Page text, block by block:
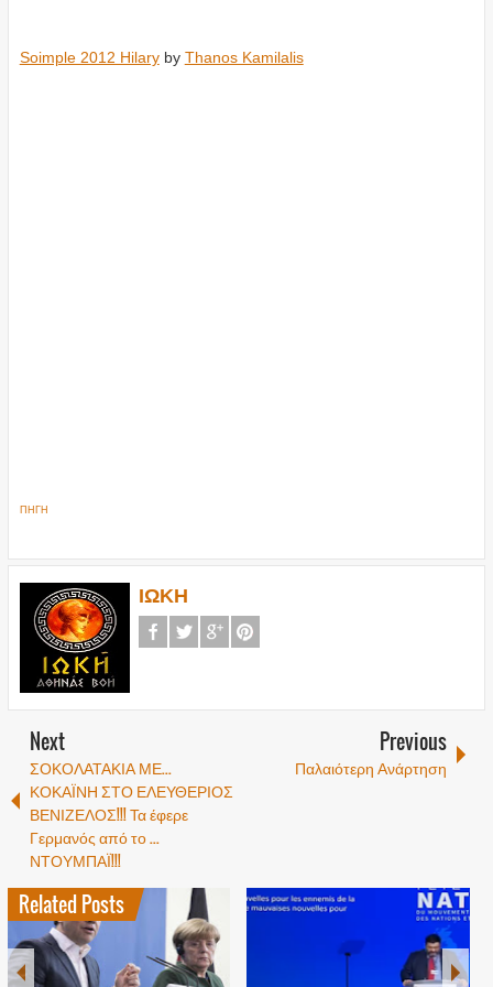
Soimple 2012 Hilaryby Thanos Kamilalis
ΠΗΓΗ
ΙΩΚΗ
Next
ΣΟΚΟΛΑΤΑΚΙΑ ΜΕ...
ΚΟΚΑΪΝΗ ΣΤΟ ΕΛΕΥΘΕΡΙΟΣ
ΒΕΝΙΖΕΛΟΣ!!! Τα έφερε
Γερμανός από το ...
ΝΤΟΥΜΠΑΪ!!!
Previous
Παλαιότερη Ανάρτηση
Related Posts